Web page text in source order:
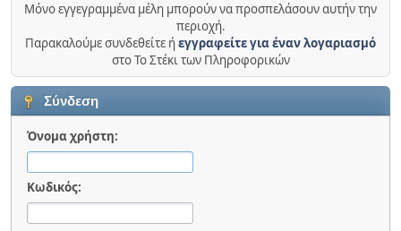
Μόνο εγγεγραμμένα μέλη μπορούν να προσπελάσουν αυτήν την
περιοχή.
Παρακαλούμε συνδεθείτε ήεγγραφείτε για έναν λογαριασμό
στο Το Στέκι των Πληροφορικών
Σύνδεση
Όνομα χρήστη:
Κωδικός: